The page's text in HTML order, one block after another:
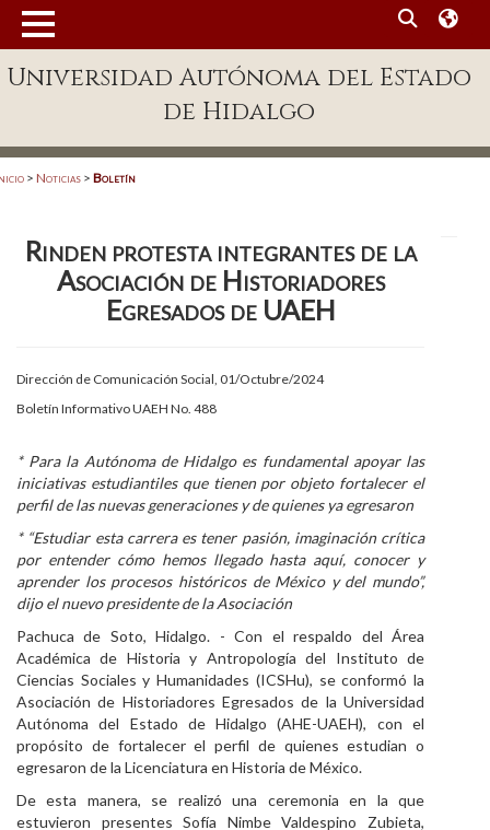
Enlaces
Patronato
Plataforma Garza
Acreditación Internacional
Aspirantes
Personal
Alumni
Visitantes
Universidad Autónoma del Estado
de Hidalgo
> Noticias > Boletín
Rinden protesta integrantes de la
Asociación de Historiadores
Egresados de UAEH
Dirección de Comunicación Social, 01/Octubre/2024
Boletín Informativo UAEH No. 488
* Para la Autónoma de Hidalgo es fundamental apoyar las
iniciativas estudiantiles que tienen por objeto fortalecer el
perfil de las nuevas generaciones y de quienes ya egresaron
* “Estudiar esta carrera es tener pasión, imaginación crítica
por entender cómo hemos llegado hasta aquí, conocer y
aprender los procesos históricos de México y del mundo”,
dijo el nuevo presidente de la Asociación
Pachuca de Soto, Hidalgo. - Con el respaldo del Área
Académica de Historia y Antropología del Instituto de
Ciencias Sociales y Humanidades (ICSHu), se conformó la
Asociación de Historiadores Egresados de la Universidad
Autónoma del Estado de Hidalgo (AHE-UAEH), con el
propósito de fortalecer el perfil de quienes estudian o
egresaron de la Licenciatura en Historia de México.
De esta manera, se realizó una ceremonia en la que
estuvieron presentes Sofía Nimbe Valdespino Zubieta,